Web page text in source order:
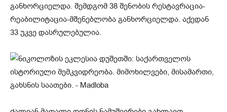
განხორციელდა. შემდგომ 38 შენობის რესტავრაცია-
რეაბილიტაცია-მშენებლობა განხორციელდა. აქედან
33 უკვე დასრულებულია.